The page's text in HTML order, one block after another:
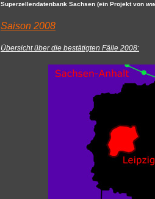
Superzellendatenbank Sachsen (ein Projekt von
Saison 2008
Übersicht über die bestätigten Fälle 2008: